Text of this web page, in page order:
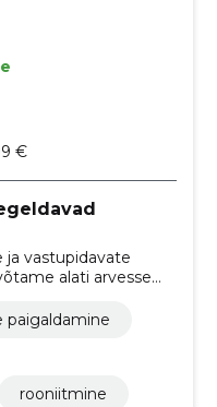
€
ja vastupidavate
alati arvesse
koosneb
kvaliteetse
paigaldamine
rooniitmine